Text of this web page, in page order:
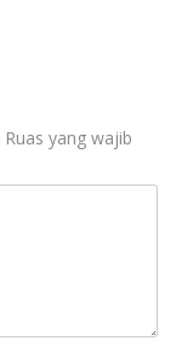
Ruas yang wajib